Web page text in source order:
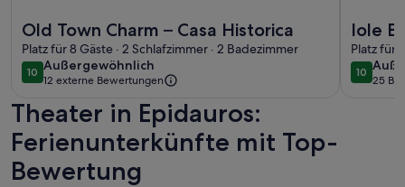
Old Town Charm – Casa Historica
Platz für 8 Gäste · 2 Schlafzimmer · 2 Badezimmer
1010 von 10
Außergewöhnlich
außergewöhnlich
12 externe Bewertungen
Iole
Platz für
1010 von
25
(25
Theater in Epidauros:
Ferienunterkünfte mit Top-
Bewertung